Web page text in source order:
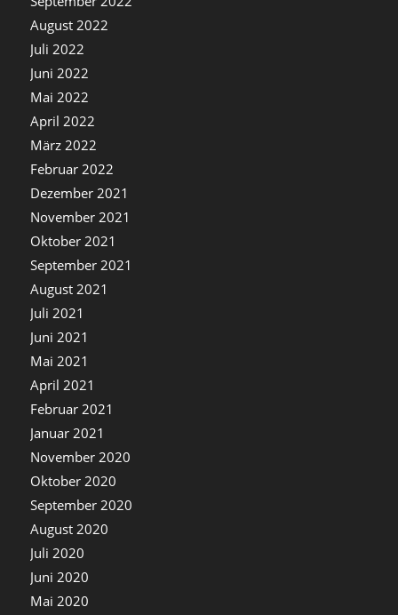
August 2022
Juli 2022
Juni 2022
Mai 2022
April 2022
März 2022
Februar 2022
Dezember 2021
November 2021
Oktober 2021
September 2021
August 2021
Juli 2021
Juni 2021
Mai 2021
April 2021
Februar 2021
Januar 2021
November 2020
Oktober 2020
September 2020
August 2020
Juli 2020
Juni 2020
Mai 2020